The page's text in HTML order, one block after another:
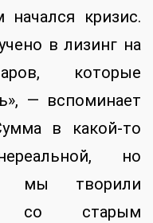
кризис.
в лизинг на
которые
— вспоминает
в какой-то
но
мы творили
со старым